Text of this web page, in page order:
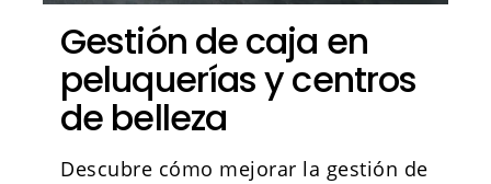
Gestión de caja en
peluquerías y centros
de belleza
Descubre cómo mejorar la gestión de